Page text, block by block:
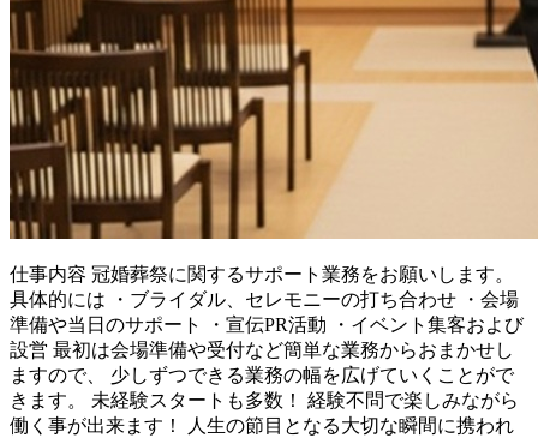
仕事内容 冠婚葬祭に関するサポート業務をお願いします。
具体的には ・ブライダル、セレモニーの打ち合わせ ・会場
準備や当日のサポート ・宣伝PR活動 ・イベント集客および
設営 最初は会場準備や受付など簡単な業務からおまかせし
ますので、 少しずつできる業務の幅を広げていくことがで
きます。 未経験スタートも多数！ 経験不問で楽しみながら
働く事が出来ます！ 人生の節目となる大切な瞬間に携われ